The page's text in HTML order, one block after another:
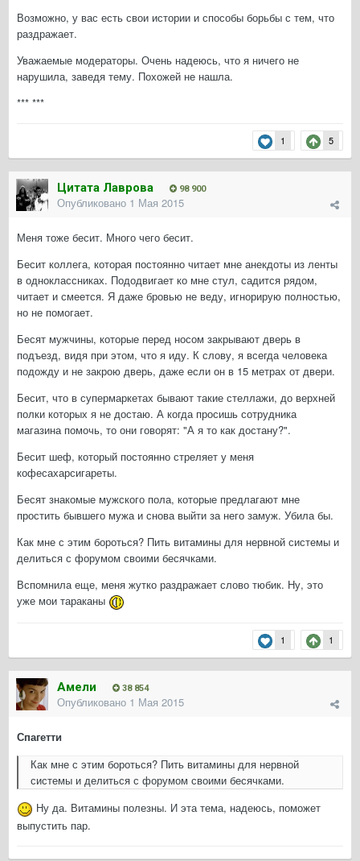
Возможно, у вас есть свои истории и способы борьбы с тем, что
раздражает.
Уважаемые модераторы. Очень надеюсь, что я ничего не
нарушила, заведя тему. Похожей не нашла.
*** ***
1 5
Цитата Лаврова 98 900
Опубликовано 1 Мая 2015
Меня тоже бесит. Много чего бесит.
Бесит коллега, которая постоянно читает мне анекдоты из ленты
в одноклассниках. Пододвигает ко мне стул, садится рядом,
читает и смеется. Я даже бровью не веду, игнорирую полностью,
но не помогает.
Бесят мужчины, которые перед носом закрывают дверь в
подъезд, видя при этом, что я иду. К слову, я всегда человека
подожду и не закрою дверь, даже если он в 15 метрах от двери.
Бесит, что в супермаркетах бывают такие стеллажи, до верхней
полки которых я не достаю. А когда просишь сотрудника
магазина помочь, то они говорят: "А я то как достану?".
Бесит шеф, который постоянно стреляет у меня
кофесахарсигареты.
Бесят знакомые мужского пола, которые предлагают мне
простить бывшего мужа и снова выйти за него замуж. Убила бы.
Как мне с этим бороться? Пить витамины для нервной системы и
делиться с форумом своими бесячками.
Вспомнила еще, меня жутко раздражает слово тюбик. Ну, это
уже мои тараканы
1 1
Амели 38 854
Опубликовано 1 Мая 2015
Спагетти
Как мне с этим бороться? Пить витамины для нервной
системы и делиться с форумом своими бесячками.
Ну да. Витамины полезны. И эта тема, надеюсь, поможет
выпустить пар.